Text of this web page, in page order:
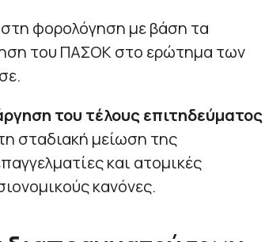
φορολόγηση με βάση τα
του ΠΑΣΟΚ στο ερώτημα των
του τέλους επιτηδεύματος
σταδιακή μείωση της
και ατομικές
κανόνες.